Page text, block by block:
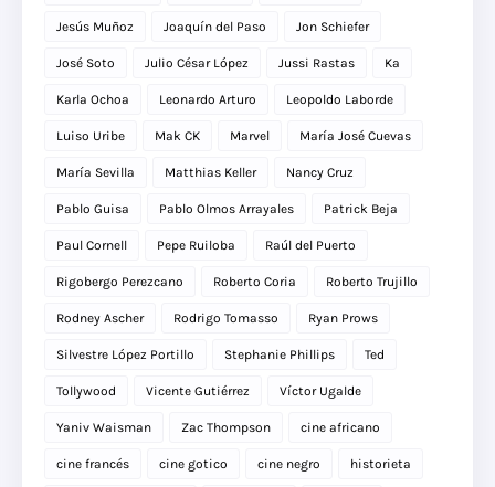
Jesús Muñoz Joaquín del Paso Jon Schiefer
José Soto Julio César López Jussi Rastas Ka
Karla Ochoa Leonardo Arturo Leopoldo Laborde
Luiso Uribe Mak CK Marvel María José Cuevas
María Sevilla Matthias Keller Nancy Cruz
Pablo Guisa Pablo Olmos Arrayales Patrick Beja
Paul Cornell Pepe Ruiloba Raúl del Puerto
Rigobergo Perezcano Roberto Coria Roberto Trujillo
Rodney Ascher Rodrigo Tomasso Ryan Prows
Silvestre López Portillo Stephanie Phillips Ted
Tollywood Vicente Gutiérrez Víctor Ugalde
Yaniv Waisman Zac Thompson cine africano
cine francés cine gotico cine negro historieta